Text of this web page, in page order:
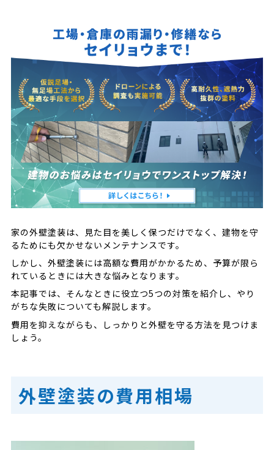
外壁塗装のお金がない時の5つの対策
火災保険を利用する
リフォームローンを利用する
外壁塗装の助成金・補助金を使用する
地域密着型の事業者に依頼する
相見積もりで安く依頼できる事業者を探す
外壁塗装のお金がない時にやりがちな失敗4選
安い塗料を使う
外壁塗装を先延ばしにする
DIYで外壁塗装を行う
格安を売りにした外壁塗装業者に依頼する
ロープアクセスなら足場の費用を削減できるか
ロープアクセスで足場費用を削減
ロープアクセスは安全性が高い
ロープアクセスは特殊環境で活躍
まとめ【外壁塗装ならセイリョウにお任せくださ
い！】
家の外壁塗装は、見た目を美しく保つだけでなく、建物を守
るためにも欠かせないメンテナンスです。
しかし、外壁塗装には高額な費用がかかるため、予算が限ら
れているときには大きな悩みとなります。
本記事では、そんなときに役立つ5つの対策を紹介し、やり
がちな失敗についても解説します。
費用を抑えながらも、しっかりと外壁を守る方法を見つけま
しょう。
外壁塗装の費用相場